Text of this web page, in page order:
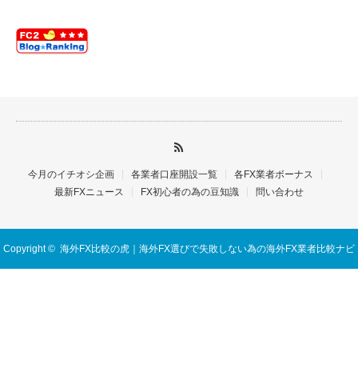
今月のイチオシ企画 各業者口座開設一覧
各FX業者ボーナス
最新FXニュース
FX初心者の為の豆知識 問い合わせ
Copyright © 海外FX比較の虎｜海外FX選びで失敗しない為の海外FX業者比較ナビ